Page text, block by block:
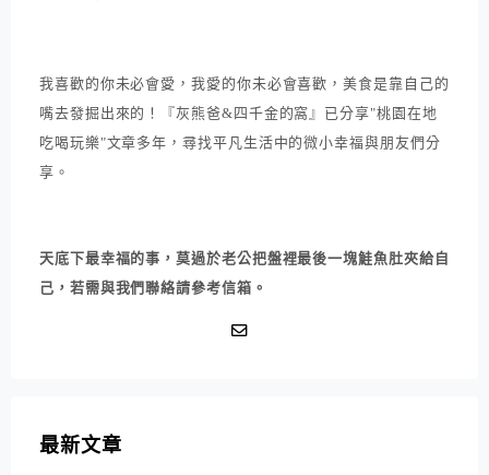
我喜歡的你未必會愛，我愛的你未必會喜歡，美食是靠自己的
嘴去發掘出來的！『灰熊爸&四千金的窩』已分享"桃園在地
吃喝玩樂"文章多年，尋找平凡生活中的微小幸福與朋友們分
享。
天底下最幸福的事，莫過於老公把盤裡最後一塊鮭魚肚夾給自
己，若需與我們聯絡請參考信箱。
最新文章